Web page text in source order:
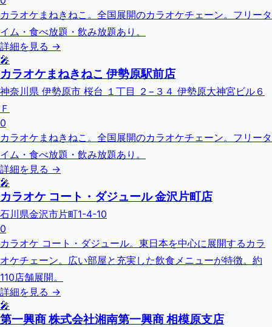
カラオケまねきねこ。全国展開のカラオケチェーン。フリータ
イム・食べ放題・飲み放題あり。
詳細を見る →
🎤
カラオケまねきねこ 伊勢原駅前店
神奈川県 伊勢原市 桜台 １丁目 ２−３４ 伊勢原大神宮ビル６
Ｆ
0
カラオケまねきねこ。全国展開のカラオケチェーン。フリータ
イム・食べ放題・飲み放題あり。
詳細を見る →
🎤
カラオケ コート・ダジュール 金沢片町店
石川県金沢市片町1-4-10
0
カラオケ コート・ダジュール。東日本を中心に展開するカラ
オケチェーン。広い部屋と充実した飲食メニューが特徴。約
110店舗展開。
詳細を見る →
🎤
第一興商 株式会社湘南第一興商 相模原支店